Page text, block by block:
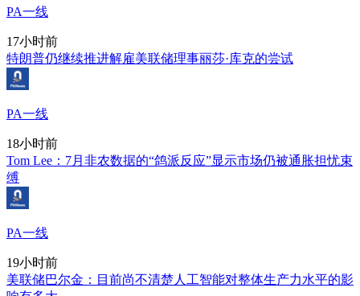
PA一线
17小时前
特朗普仍继续推进解雇美联储理事丽莎·库克的尝试
PA一线
18小时前
Tom Lee：7月非农数据的“鸽派反应”显示市场仍被通胀担忧束
缚
PA一线
19小时前
美联储巴尔金：目前尚不清楚人工智能对整体生产力水平的影